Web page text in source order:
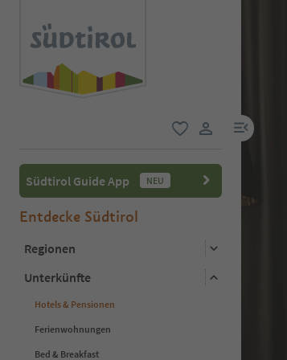
user link
menu link
Südtirol Guide App NEU
Entdecke Südtirol
Regionen
Unterkünfte
Hotels & Pensionen
Ferienwohnungen
Bed & Breakfast